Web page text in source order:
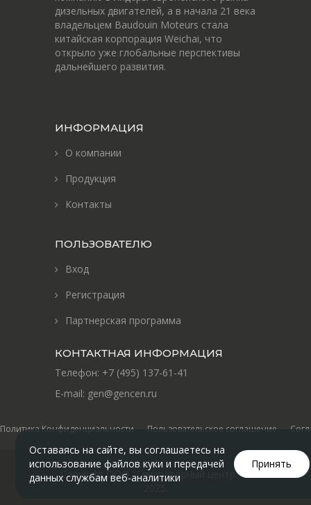
дизельных двигателей, а в начала 21 века
владельцем Baudouin Moteurs стала
китайская корпорация Weichai, что
открыло уже глобальные перспективы
дальнейшего развития.
ИНФОРМАЦИЯ
О компании
Продукция
Контакты
ПОЛЬЗОВАТЕЛЮ
Вход
Регистрация
Партнерская программа
КОНТАКТНАЯ ИНФОРМАЦИЯ
Телефон: +7 (495) 137-61-41
E-mail: gen@gencen.ru
Политика Конфиденциальности Пользовательское соглашение
Copyright ООО "Генераторный центр" ©
Оставаясь на сайте, вы соглашаетесь на
использование файлов куки и передачей
данных службам веб-аналитики
Принять